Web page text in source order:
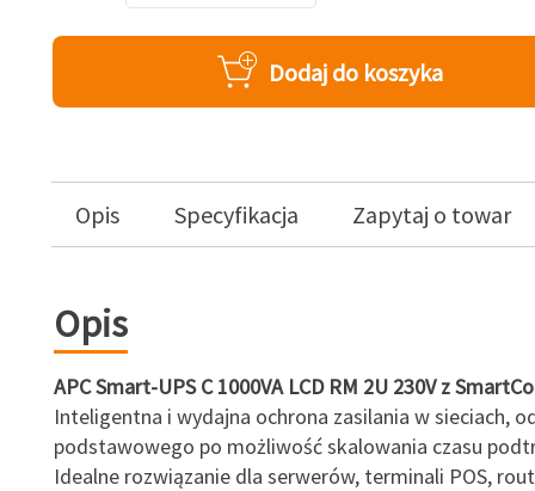
Dodaj do koszyka
Opis Specyfikacja Zapytaj o towar
Opis
APC Smart-UPS C 1000VA LCD RM 2U 230V z
Inteligentna i wydajna ochrona zasilania w sieciach,
podstawowego po możliwość skalowania czasu
Idealne rozwiązanie dla serwerów, terminali POS,